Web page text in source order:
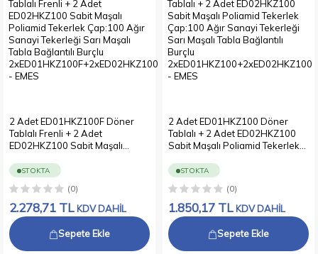
2 Adet ED01HKZ100F Döner
Tablalı Frenli + 2 Adet
ED02HKZ100 Sabit Maşalı
Sanayi Tekerleği Sarı Maşalı
Tabla Bağlantılı Burçlu
2xED01HKZ100F+2xED02HKZ100
STOKTA
(0)
2.278,71 TL KDV DAHİL
Sepete Ekle
2 Adet ED01HKZ100 Döner
Tablalı + 2 Adet ED02HKZ100
Sabit Maşalı Poliamid Tekerlek
Sarı Maşalı Tabla Bağlantılı
Burçlu
2xED01HKZ100+2xED02HKZ100
STOKTA
(0)
1.850,17 TL KDV DAHİL
Sepete Ekle